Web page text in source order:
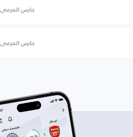
حارس المرمى
حارس المرمى